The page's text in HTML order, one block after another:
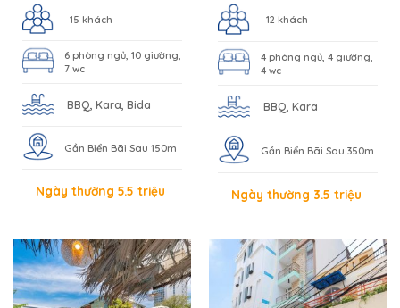
15 khách
6 phòng ngủ, 10 giường,
7 wc
BBQ, Kara, Bida
Gần Biển Bãi Sau 150m
Ngày thường 5.5 triệu
12 khách
4 phòng ngủ, 4 giường,
4 wc
BBQ, Kara
Gần Biển Bãi Sau 350m
Ngày thường 3.5 triệu